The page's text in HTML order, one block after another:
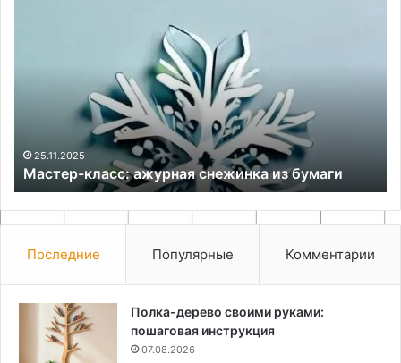
25.11.2025
Мастер-класс: ажурная снежинка из бумаги
Последние Популярные Комментарии
Полка-дерево своими руками:
пошаговая инструкция
07.08.2026